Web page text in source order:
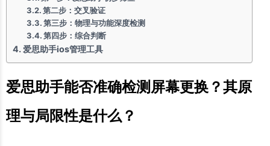
第二步：交叉验证
第三步：物理与功能深度检测
第四步：综合判断
爱思助手ios管理工具
爱思助手能否准确检测屏幕更换？其原
理与局限性是什么？